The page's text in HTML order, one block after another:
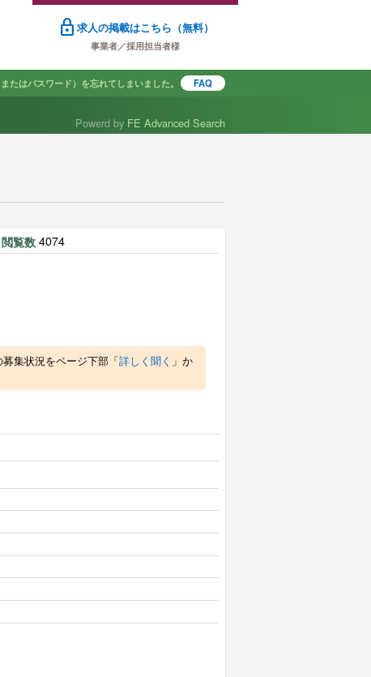
lock 求人の掲載はこちら（無料）
事業者／採用担当者様
たはパスワード）を忘れてしまいました。 FAQ
Powerd by FE Advanced Search
|閲覧数 4074
集状況をページ下部「詳しく聞く 」か